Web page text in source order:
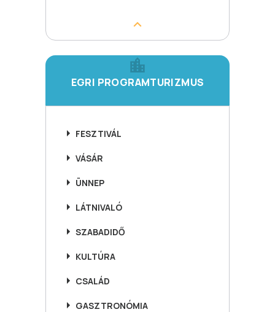
EGRI PROGRAMTURIZMUS
FESZTIVÁL
VÁSÁR
ÜNNEP
LÁTNIVALÓ
SZABADIDŐ
KULTÚRA
CSALÁD
GASZTRONÓMIA